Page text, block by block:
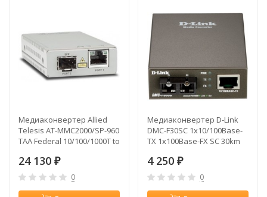
Медиаконвертер Allied
Telesis AT-MMC2000/SP-960
TAA Federal 10/100/1000T to
Multi-region PSU
24 130 ₽
0
Медиаконвертер D-Link
DMC-F30SC 1x10/100Base-
TX 1x100Base-FX SC 30km
4 250 ₽
0